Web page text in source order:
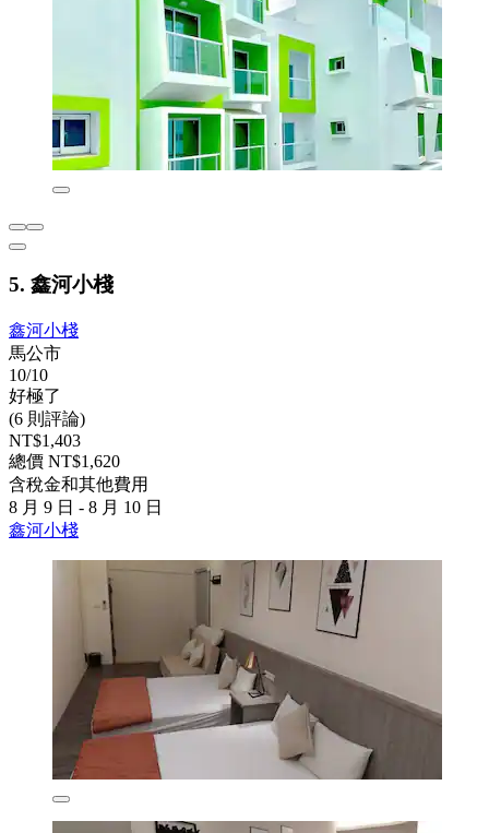
5. 鑫河小棧
鑫河小棧
馬公市
10/10
好極了
(6 則評論)
NT$1,403
總價 NT$1,620
含稅金和其他費用
8 月 9 日 - 8 月 10 日
鑫河小棧